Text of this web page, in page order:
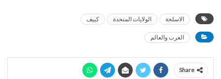
الاسلحة الولايات المتحدة كييف
العرب والعالم
Share